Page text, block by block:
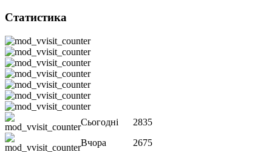
Статистика
Сьогодні
2835
Вчора
2675